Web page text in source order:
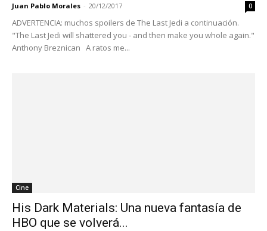
Juan Pablo Morales - 20/12/2017 0
ADVERTENCIA: muchos spoilers de The Last Jedi a continuación.
"The Last Jedi will shattered you - and then make you whole again."
Anthony Breznican A ratos me...
Cine
His Dark Materials: Una nueva fantasía de
HBO que se volverá...